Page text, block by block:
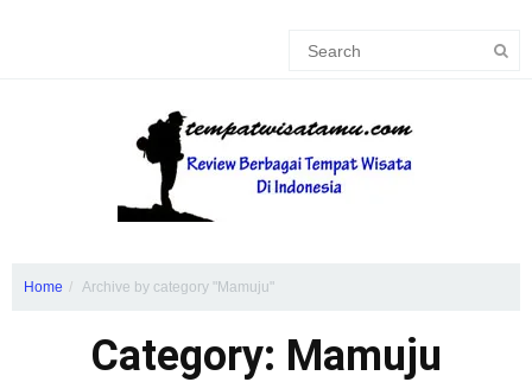
Home Archive by category "Mamuju"
Category: Mamuju